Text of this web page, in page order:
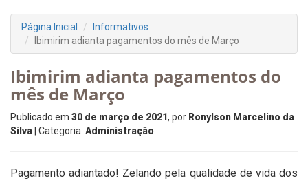
Página Inicial
Informativos
Ibimirim adianta pagamentos do mês de Março
Ibimirim adianta pagamentos do
mês de Março
Publicado em 30 de março de 2021, por Ronylson Marcelino da
Silva | Categoria: Administração
Pagamento adiantado! Zelando pela qualidade de vida dos